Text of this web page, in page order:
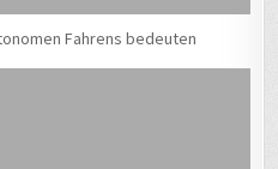
Fahrens bedeuten